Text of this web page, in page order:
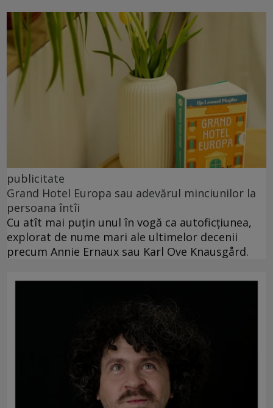
publicitate
Grand Hotel Europa sau adevărul minciunilor la
persoana întîi
Cu atît mai puțin unul în vogă ca autoficțiunea,
explorat de nume mari ale ultimelor decenii
precum Annie Ernaux sau Karl Ove Knausgård.